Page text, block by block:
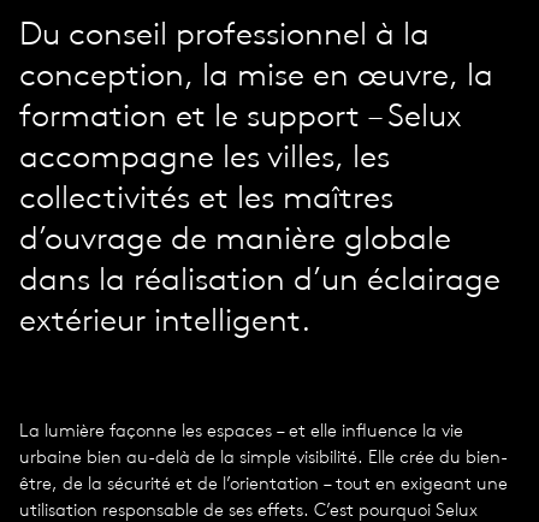
Du conseil professionnel à la
conception, la mise en œuvre, la
formation et le support – Selux
accompagne les villes, les
collectivités et les maîtres
d’ouvrage de manière globale
dans la réalisation d’un éclairage
extérieur intelligent.
La lumière façonne les espaces – et elle influence la vie
urbaine bien au-delà de la simple visibilité. Elle crée du bien-
être, de la sécurité et de l’orientation – tout en exigeant une
utilisation responsable de ses effets. C’est pourquoi Selux